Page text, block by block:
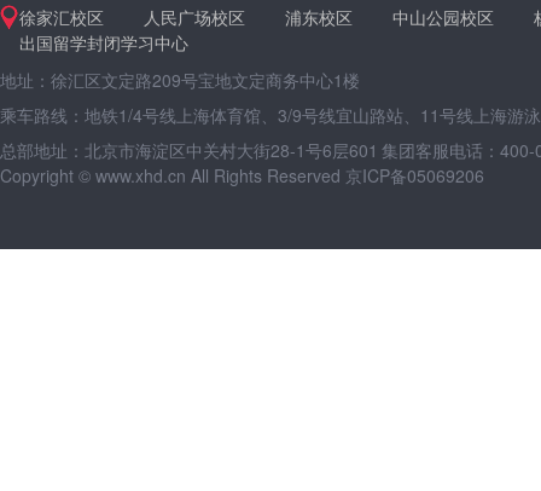
徐家汇校区 人民广场校区 浦东校区 中山公园校区
出国留学封闭学习中心
地址：徐汇区文定路209号宝地文定商务中心1楼
乘车路线：地铁1/4号线上海体育馆、3/9号线宜山路站、11号线上海游
总部地址：北京市海淀区中关村大街28-1号6层601 集团客服电话：
Copyright © www.xhd.cn All Rights Reserved 京ICP备05069206